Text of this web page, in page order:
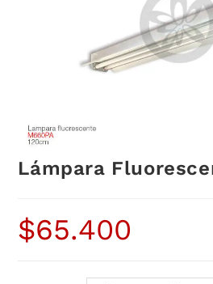
Lámpara
$65.400